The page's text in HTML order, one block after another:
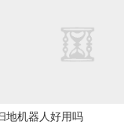
地机器人好用吗